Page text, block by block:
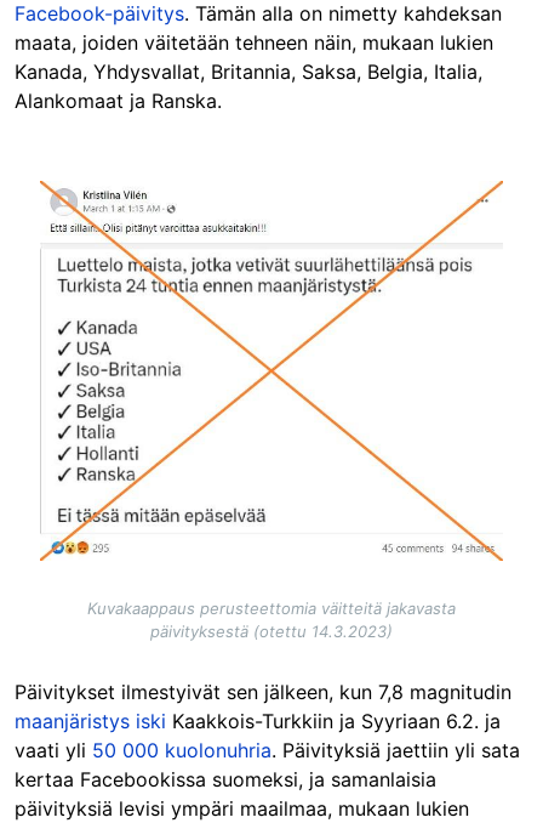
Facebook-päivitys. Tämän alla on nimetty kahdeksan
maata, joiden väitetään tehneen näin, mukaan lukien
Kanada, Yhdysvallat, Britannia, Saksa, Belgia, Italia,
Alankomaat ja Ranska.
Image
Kuvakaappaus perusteettomia väitteitä jakavasta
päivityksestä (otettu 14.3.2023)
Päivitykset ilmestyivät sen jälkeen, kun 7,8 magnitudin
maanjäristys iski Kaakkois-Turkkiin ja Syyriaan 6.2. ja
vaati yli 50 000 kuolonuhria. Päivityksiä jaettiin yli sata
kertaa Facebookissa suomeksi, ja samanlaisia
päivityksiä levisi ympäri maailmaa, mukaan lukien